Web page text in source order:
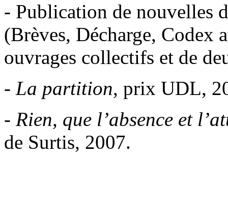
- Publication de nouvelles
(Brèves, Décharge, Codex
ouvrages collectifs et de
- La partition, prix UDL,
- Rien, que l’absence et
de Surtis, 2007.